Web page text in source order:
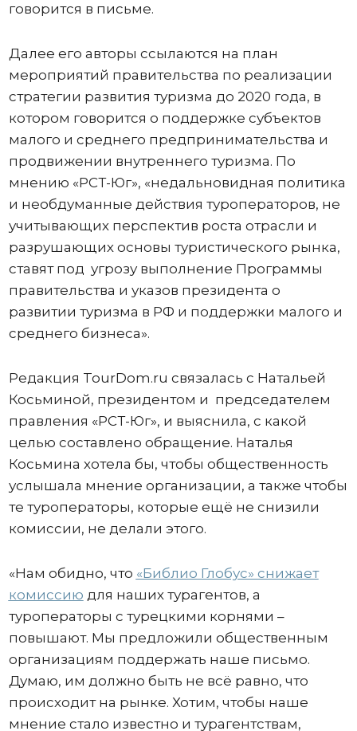
говорится в письме.
Далее его авторы ссылаются на план
мероприятий правительства по реализации
стратегии развития туризма до 2020 года, в
котором говорится о поддержке субъектов
малого и среднего предпринимательства и
продвижении внутреннего туризма. По
мнению «РСТ-Юг», «недальновидная политика
и необдуманные действия туроператоров, не
учитывающих перспектив роста отрасли и
разрушающих основы туристического рынка,
ставят под угрозу выполнение Программы
правительства и указов президента о
развитии туризма в РФ и поддержки малого и
среднего бизнеса».
Редакция TourDom.ru связалась с Натальей
Косьминой, президентом и председателем
правления «РСТ-Юг», и выяснила, с какой
целью составлено обращение. Наталья
Косьмина хотела бы, чтобы общественность
услышала мнение организации, а также чтобы
те туроператоры, которые ещё не снизили
комиссии, не делали этого.
«Нам обидно, что «Библио Глобус» снижает
комиссию для наших турагентов, а
туроператоры с турецкими корнями –
повышают. Мы предложили общественным
организациям поддержать наше письмо.
Думаю, им должно быть не всё равно, что
происходит на рынке. Хотим, чтобы наше
мнение стало известно и турагентствам,